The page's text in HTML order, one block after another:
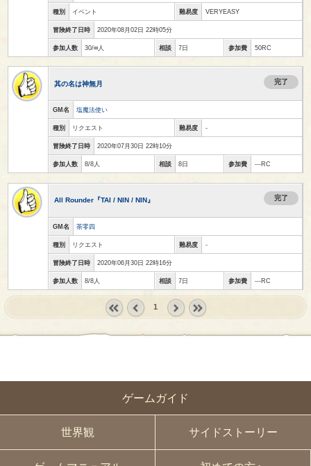
ゲームガイド
世界観 サイドストーリー
種別 イベント 難易度 VERYEASY
冒険終了日時 2020年08月02日 22時05分
参加人数 30/∞人 相談 7日 参加費 50RC
其の名は神無月 完了
GM名 塩魔法使い
種別 リクエスト 難易度 -
冒険終了日時 2020年07月30日 22時10分
参加人数 8/8人 相談 8日 参加費 ---RC
All Rounder『TAI / NIN / NIN』 完了
GM名 茶零四
種別 リクエスト 難易度 -
冒険終了日時 2020年06月30日 22時16分
参加人数 8/8人 相談 7日 参加費 ---RC
prev
1